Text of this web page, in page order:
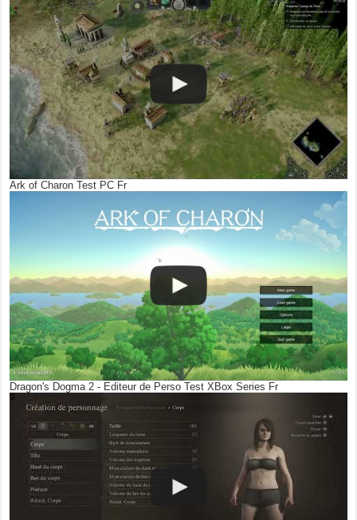
Ark of Charon Test PC Fr
Dragon's Dogma 2 - Editeur de Perso Test XBox Series Fr